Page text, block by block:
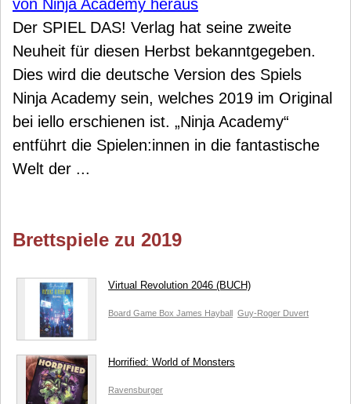
von Ninja Academy heraus
Der SPIEL DAS! Verlag hat seine zweite
Neuheit für diesen Herbst bekanntgegeben.
Dies wird die deutsche Version des Spiels
Ninja Academy sein, welches 2019 im Original
bei iello erschienen ist. „Ninja Academy“
entführt die Spielen:innen in die fantastische
Welt der ...
Brettspiele zu 2019
Virtual Revolution 2046 (BUCH)
Board Game Box James Hayball Guy-Roger Duvert
Horrified: World of Monsters
Ravensburger